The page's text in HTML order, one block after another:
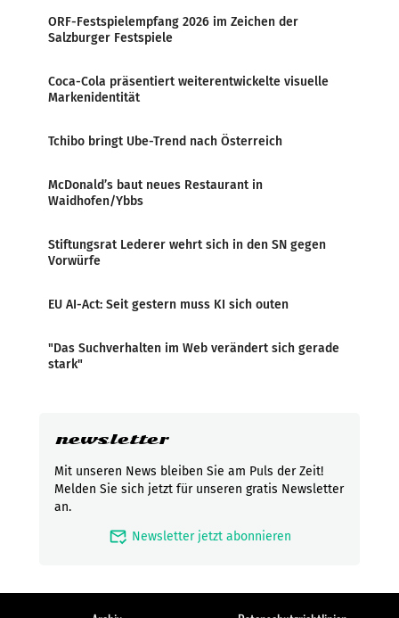
ORF-Festspielempfang 2026 im Zeichen der
Salzburger Festspiele
Coca-Cola präsentiert weiterentwickelte visuelle
Markenidentität
Tchibo bringt Ube-Trend nach Österreich
McDonald’s baut neues Restaurant in
Waidhofen/Ybbs
Stiftungsrat Lederer wehrt sich in den SN gegen
Vorwürfe
EU AI-Act: Seit gestern muss KI sich outen
"Das Suchverhalten im Web verändert sich gerade
stark"
newsletter
Mit unseren News bleiben Sie am Puls der Zeit!
Melden Sie sich jetzt für unseren gratis Newsletter
an.
mark_email_read Newsletter jetzt abonnieren